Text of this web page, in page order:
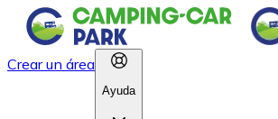
Crear un área
Ayuda